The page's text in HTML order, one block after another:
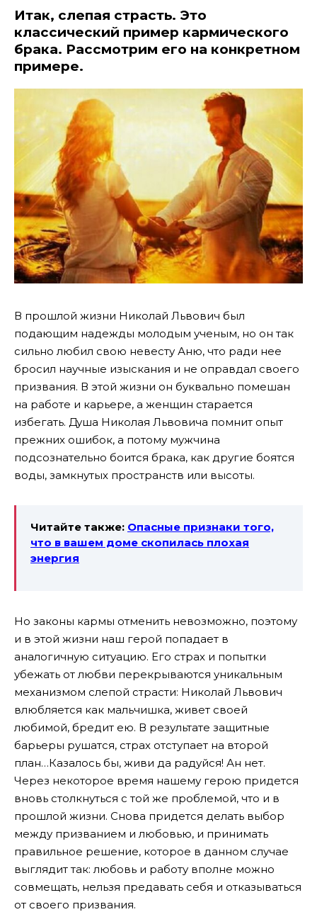
Итак, слепая страсть. Это
классический пример кармического
брака. Рассмотрим его на конкретном
примере.
В прошлой жизни Николай Львович был
подающим надежды молодым ученым, но он так
сильно любил свою невесту Аню, что ради нее
бросил научные изыскания и не оправдал своего
призвания. В этой жизни он буквально помешан
на работе и карьере, а женщин старается
избегать. Душа Николая Львовича помнит опыт
прежних ошибок, а потому мужчина
подсознательно боится брака, как другие боятся
воды, замкнутых пространств или высоты.
Читайте также: Опасные признаки того,
что в вашем доме скопилась плохая
энергия
Но законы кармы отменить невозможно, поэтому
и в этой жизни наш герой попадает в
аналогичную ситуацию. Его страх и попытки
убежать от любви перекрываются уникальным
механизмом слепой страсти: Николай Львович
влюбляется как мальчишка, живет своей
любимой, бредит ею. В результате защитные
барьеры рушатся, страх отступает на второй
план…Казалось бы, живи да радуйся! Ан нет.
Через некоторое время нашему герою придется
вновь столкнуться с той же проблемой, что и в
прошлой жизни. Снова придется делать выбор
между призванием и любовью, и принимать
правильное решение, которое в данном случае
выглядит так: любовь и работу вполне можно
совмещать, нельзя предавать себя и отказываться
от своего призвания.